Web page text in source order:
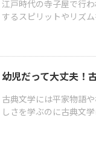
江戸時代の寺子屋で行
するスピリットやリズ
幼児だって大丈夫！
古典文学には平家物語
しさを学ぶのに古典文